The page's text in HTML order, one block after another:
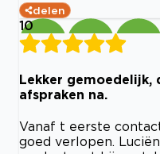
delen
10
Lekker gemoedelijk,
afspraken na.
Vanaf t eerste
goed verlopen.